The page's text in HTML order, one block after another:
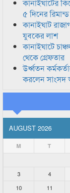
কানাইঘাটের
৫ দিনের
কানাইঘাট
যুবকের লাশ
কানাইঘাটে
থেকে গ্রেফতার
উর্ধ্বতন
করলেন সাংসদ
AUGUST 2026
M T
3
4
10
11